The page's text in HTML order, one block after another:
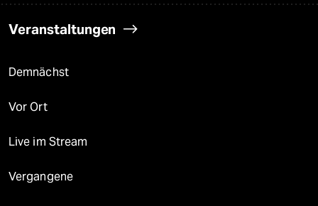
Veranstaltungen
Demnächst
Vor Ort
Live im Stream
Vergangene